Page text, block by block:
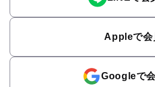
Appleで会
Googleで